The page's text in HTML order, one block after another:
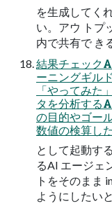
を生成してく
い。アウ トプ
内で共有で き
結果チェック
ーニングギル
「やってみた
タを分析する
の目的やゴー
数値の検算し
として起動す
るAI エージェ
トをそのまま
ようにしたい